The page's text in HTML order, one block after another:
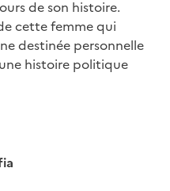
de son histoire.
cette femme qui
destinée personnelle
histoire politique